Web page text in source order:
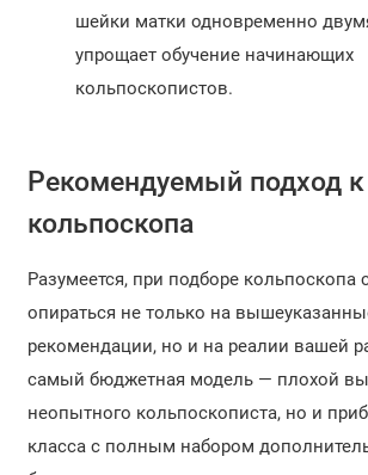
шейки матки одновременно
упрощает обучение начинающих
кольпоскопистов.
Рекомендуемый подход
кольпоскопа
Разумеется, при подборе кольпоскопа
опираться не только на
рекомендации, но и на реалии вашей
самый бюджетная модель — плохой
неопытного кольпоскописта, но и
класса с полным набором